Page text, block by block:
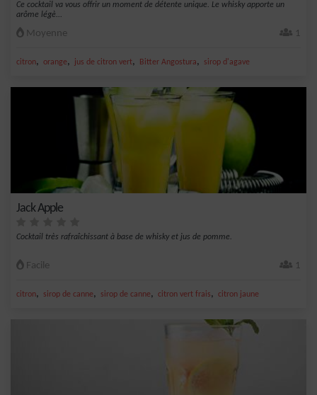
Ce cocktail va vous offrir un moment de détente unique. Le whisky apporte un
arôme légè...
Moyenne 1
citron, orange, jus de citron vert, Bitter Angostura, sirop d'agave
Jack Apple
Cocktail très rafraîchissant à base de whisky et jus de pomme.
Facile 1
citron, sirop de canne, sirop de canne, citron vert frais, citron jaune